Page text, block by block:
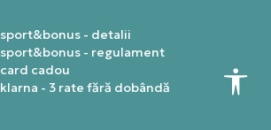
sport&bonus - detalii
sport&bonus - regulament
card cadou
klarna - 3 rate fără dobândă